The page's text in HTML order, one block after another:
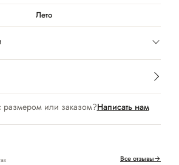
или заказом?Написать нам
Все отзывы→
Лето